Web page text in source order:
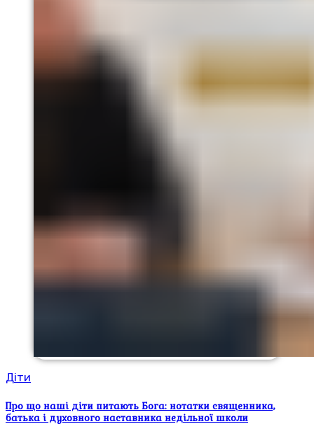
Діти
Про що наші діти питають Бога: нотатки священника,
батька і духовного наставника недільної школи